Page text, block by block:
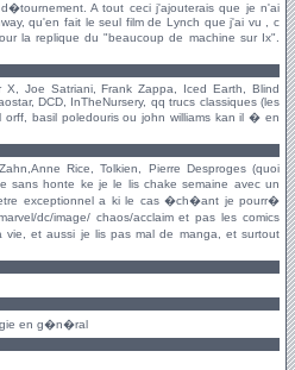
A tout ceci j'ajouterais que je n'ai
qu'en fait le seul film de Lynch que j'ai vu , c
la replique du "beaucoup de machine sur Ix".
X, Joe Satriani, Frank Zappa, Iced Earth, Blind
DCD, InTheNursery, qq trucs classiques (les
basil poledouris ou john williams kan il � en
Rice, Tolkien, Pierre Desproges (quoi
sans honte ke je le lis chake semaine avec un
exceptionnel a ki le cas �ch�ant je pourr�
dc/image/ chaos/acclaim et pas les comics
et aussi je lis pas mal de manga, et surtout
en g�n�ral